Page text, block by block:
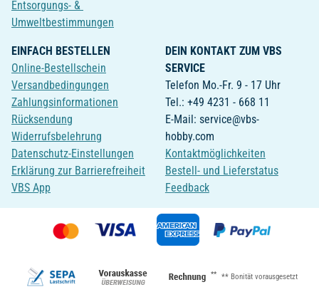
Entsorgungs- &
Umweltbestimmungen
EINFACH BESTELLEN
Online-Bestellschein
Versandbedingungen
Zahlungsinformationen
Rücksendung
Widerrufsbelehrung
Datenschutz-Einstellungen
Erklärung zur Barrierefreiheit
VBS App
DEIN KONTAKT ZUM VBS
SERVICE
Telefon Mo.-Fr. 9 - 17 Uhr
Tel.: +49 4231 - 668 11
E-Mail: service@vbs-
hobby.com
Kontaktmöglichkeiten
Bestell- und Lieferstatus
Feedback
** ** Bonität vorausgesetzt